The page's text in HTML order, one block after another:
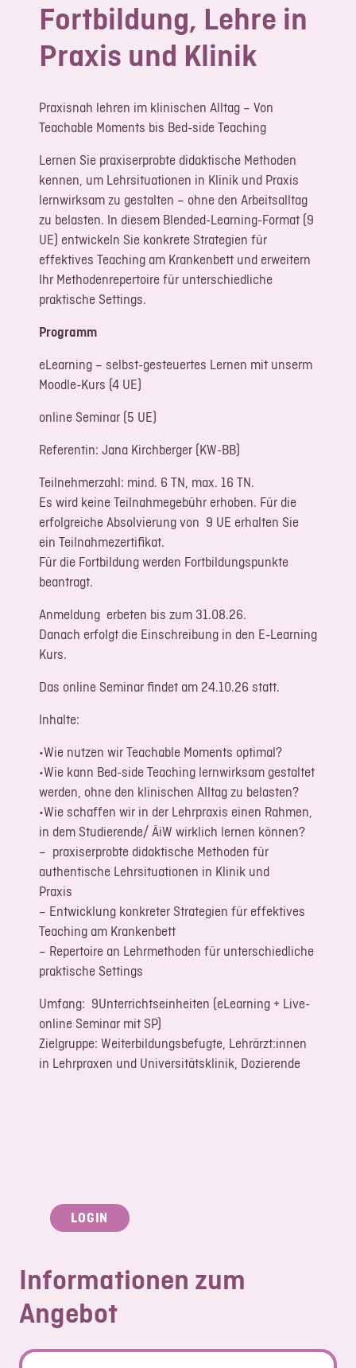
LOGIN
REGISTRIERUNG
Impressum
Datenschutz
Fortbildung, Lehre in
Praxis und Klinik
Praxisnah lehren im klinischen Alltag – Von
Teachable Moments bis Bed-side Teaching
Lernen Sie praxiserprobte didaktische Methoden
kennen, um Lehrsituationen in Klinik und Praxis
lernwirksam zu gestalten – ohne den Arbeitsalltag
zu belasten. In diesem Blended-Learning-Format (9
UE) entwickeln Sie konkrete Strategien für
effektives Teaching am Krankenbett und erweitern
Ihr Methodenrepertoire für unterschiedliche
praktische Settings.
Programm
eLearning – selbst-gesteuertes Lernen mit unserm
Moodle-Kurs (4 UE)
online Seminar (5 UE)
Referentin: Jana Kirchberger (KW-BB)
Teilnehmerzahl: mind. 6 TN, max. 16 TN.
Es wird keine Teilnahmegebühr erhoben. Für die
erfolgreiche Absolvierung von 9 UE erhalten Sie
ein Teilnahmezertifikat.
Für die Fortbildung werden Fortbildungspunkte
beantragt.
Anmeldung erbeten bis zum 31.08.26.
Danach erfolgt die Einschreibung in den E-Learning
Kurs.
Das online Seminar findet am 24.10.26 statt.
Inhalte:
•Wie nutzen wir Teachable Moments optimal?
•Wie kann Bed-side Teaching lernwirksam gestaltet
werden, ohne den klinischen Alltag zu belasten?
•Wie schaffen wir in der Lehrpraxis einen Rahmen,
in dem Studierende/ ÄiW wirklich lernen können?
– praxiserprobte didaktische Methoden für
authentische Lehrsituationen in Klinik und
Praxis
– Entwicklung konkreter Strategien für effektives
Teaching am Krankenbett
– Repertoire an Lehrmethoden für unterschiedliche
praktische Settings
Umfang: 9Unterrichtseinheiten (eLearning + Live-
online Seminar mit SP)
Zielgruppe: Weiterbildungsbefugte, Lehrärzt:innen
in Lehrpraxen und Universitätsklinik, Dozierende
LOGIN
Informationen zum
Angebot